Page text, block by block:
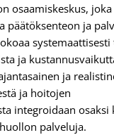
osaamiskeskus,
päätöksenteon ja
ja
ja
ja hoitojen
integroidaan osaksi
palveluja.